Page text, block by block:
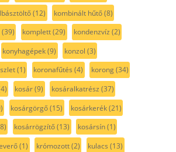
(12) kombinált hűtő(8)
(39) komplett(29) kondenzvíz (2)
konyhagépek(9) konzol (3)
(1) koronafűtés (4) korong(34)
kosár(9) kosáralkatrész (37)
kosárgörgő(15) kosárkerék(21)
kosárrögzítő(13) kosársín(1)
(1) krómozott(2) kulacs (13)